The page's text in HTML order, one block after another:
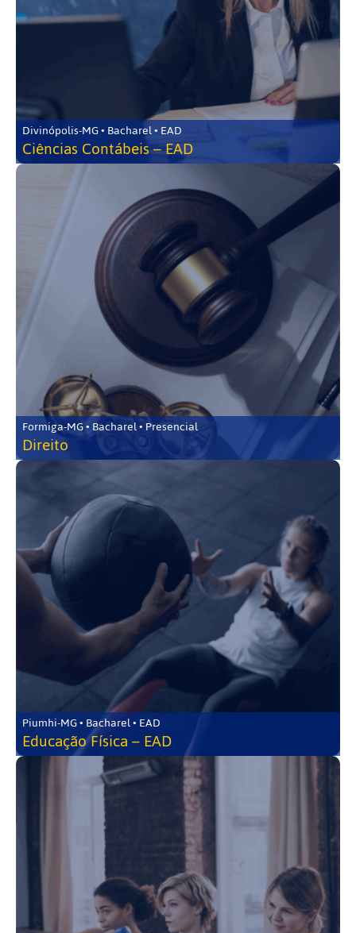
Divinópolis-MG • Bacharel • EAD
Ciências Contábeis – EAD
Formiga-MG • Bacharel • Presencial
Direito
Piumhi-MG • Bacharel • EAD
Educação Física – EAD